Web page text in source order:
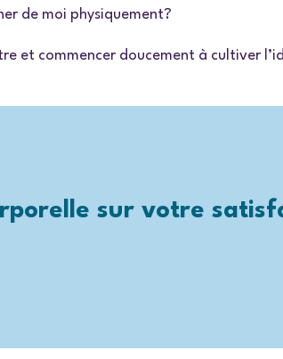
de moi physiquement?
et commencer doucement à cultiver
sur votre